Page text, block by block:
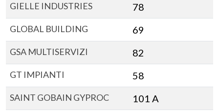
GIELLE INDUSTRIES 78
GLOBAL BUILDING 69
GSA MULTISERVIZI 82
GT IMPIANTI 58
SAINT GOBAIN GYPROC 101 A